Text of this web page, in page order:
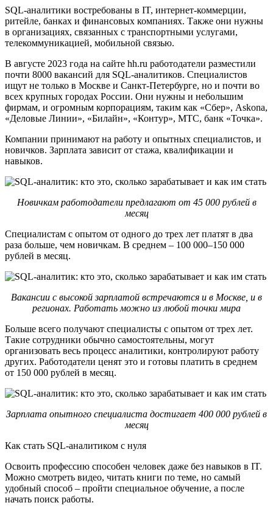
SQL-аналитики востребованы в IT, интернет-коммерции,
ритейле, банках и финансовых компаниях. Также они нужны
в организациях, связанных с транспортными услугами,
телекоммуникацией, мобильной связью.
В августе 2023 года на сайте hh.ru работодатели разместили
почти 8000 вакансий для SQL-аналитиков. Специалистов
ищут не только в Москве и Санкт-Петербурге, но и почти во
всех крупных городах России. Они нужны и небольшим
фирмам, и огромным корпорациям, таким как «Сбер», Askona,
«Деловые Линии», «Билайн», «Контур», МТС, банк «Точка».
Компании принимают на работу и опытных специалистов, и
новичков. Зарплата зависит от стажа, квалификации и
навыков.
Новичкам работодатели предлагают от 45 000 рублей в
месяц
Специалистам с опытом от одного до трех лет платят в два
раза больше, чем новичкам. В среднем – 100 000–150 000
рублей в месяц.
Вакансии с высокой зарплатой встречаются и в Москве, и в
регионах. Работать можно из любой точки мира
Больше всего получают специалисты с опытом от трех лет.
Такие сотрудники обычно самостоятельны, могут
организовать весь процесс аналитики, контролируют работу
других. Работодатели ценят это и готовы платить в среднем
от 150 000 рублей в месяц.
Зарплата опытного специалиста достигает 400 000 рублей в
месяц
Как стать SQL-аналитиком с нуля
Освоить профессию способен человек даже без навыков в IT.
Можно смотреть видео, читать книги по теме, но самый
удобный способ – пройти специальное обучение, а после
начать поиск работы.